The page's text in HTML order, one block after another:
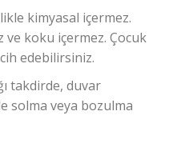
kimyasal içermez.
ve koku içermez. Çocuk
edebilirsiniz.
takdirde, duvar
solma veya bozulma